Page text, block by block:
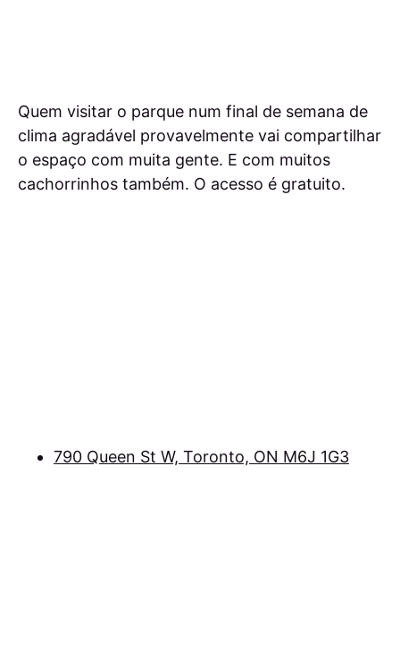
Quem visitar o parque num final de semana de
clima agradável provavelmente vai compartilhar
o espaço com muita gente. E com muitos
cachorrinhos também. O acesso é gratuito.
790 Queen St W, Toronto, ON M6J 1G3